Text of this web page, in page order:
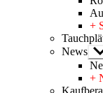
+
News
+